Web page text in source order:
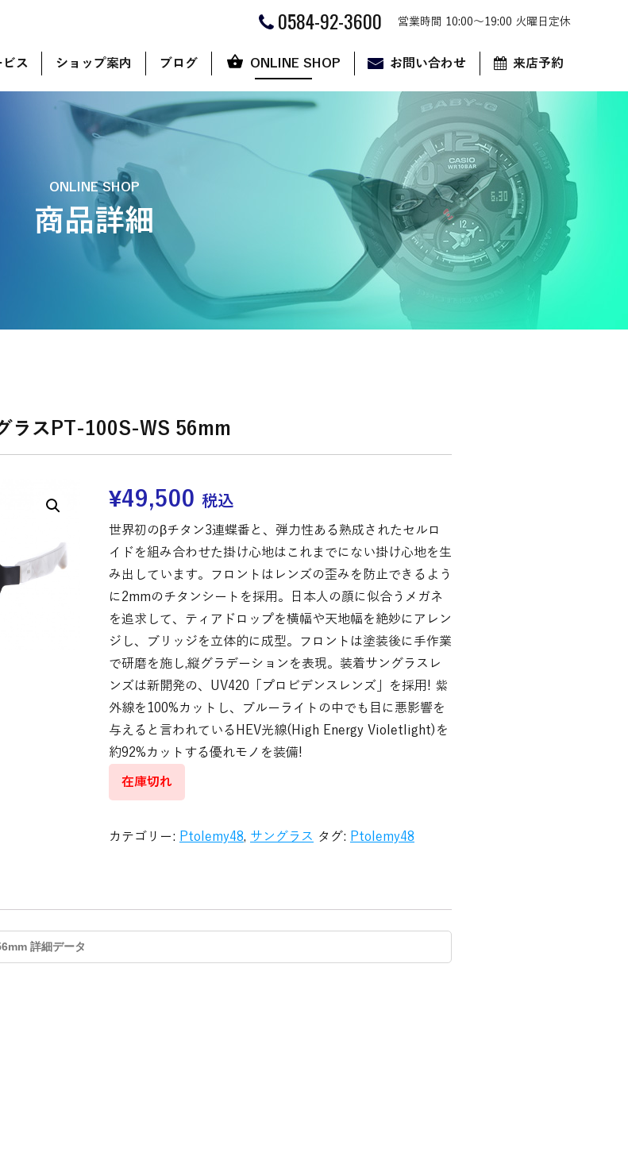
0584-92-3600 営業時間 10:00～19:00 火曜日定休
ビス ショップ案内 ブログ ONLINE SHOP お問い合わせ 来店予約
ONLINE SHOP
商品詳細
ラスPT-100S-WS 56mm
¥49,500 税込
世界初のβチタン3連蝶番と、弾力性ある熟成されたセルロ
イドを組み合わせた掛け心地はこれまでにない掛け心地を生
み出しています。フロントはレンズの歪みを防止できるよう
に2mmのチタンシートを採用。日本人の顔に似合うメガネ
を追求して、ティアドロップを横幅や天地幅を絶妙にアレン
ジし、ブリッジを立体的に成型。フロントは塗装後に手作業
で研磨を施し,縦グラデーションを表現。装着サングラスレ
ンズは新開発の、UV420「プロビデンスレンズ」を採用! 紫
外線を100%カットし、ブルーライトの中でも目に悪影響を
与えると言われているHEV光線(High Energy Violetlight)を
約92%カットする優れモノを装備!
在庫切れ
カテゴリー: Ptolemy48, サングラス タグ: Ptolemy48
詳細データ